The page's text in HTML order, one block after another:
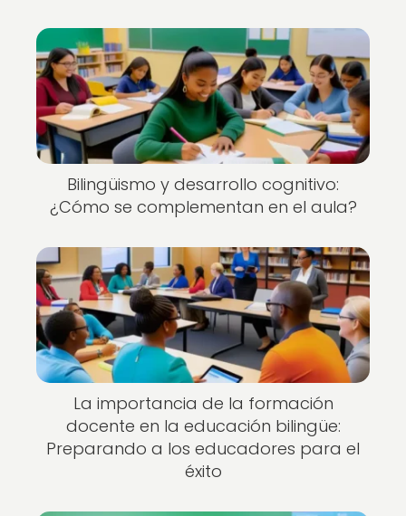
Bilingüismo y desarrollo cognitivo:
¿Cómo se complementan en el aula?
La importancia de la formación
docente en la educación bilingüe:
Preparando a los educadores para el
éxito